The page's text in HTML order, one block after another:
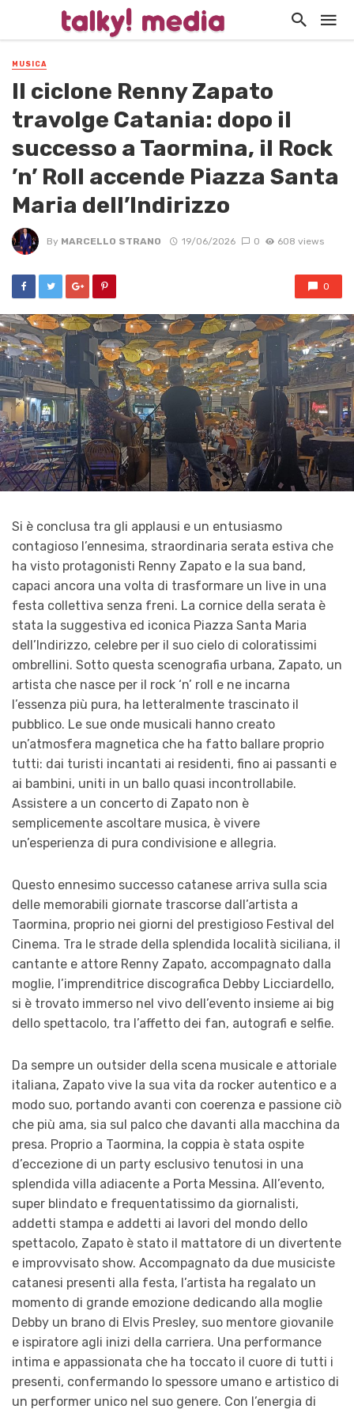
MUSICA
Il ciclone Renny Zapato
travolge Catania: dopo il
successo a Taormina, il Rock
’n’ Roll accende Piazza Santa
Maria dell’Indirizzo
By MARCELLO STRANO 19/06/2026 0 608 views
0
Si è conclusa tra gli applausi e un entusiasmo
contagioso l’ennesima, straordinaria serata estiva che
ha visto protagonisti Renny Zapato e la sua band,
capaci ancora una volta di trasformare un live in una
festa collettiva senza freni. La cornice della serata è
stata la suggestiva ed iconica Piazza Santa Maria
dell’Indirizzo, celebre per il suo cielo di coloratissimi
ombrellini. Sotto questa scenografia urbana, Zapato, un
artista che nasce per il rock ‘n’ roll e ne incarna
l’essenza più pura, ha letteralmente trascinato il
pubblico. Le sue onde musicali hanno creato
un’atmosfera magnetica che ha fatto ballare proprio
tutti: dai turisti incantati ai residenti, fino ai passanti e
ai bambini, uniti in un ballo quasi incontrollabile.
Assistere a un concerto di Zapato non è
semplicemente ascoltare musica, è vivere
un’esperienza di pura condivisione e allegria.
Questo ennesimo successo catanese arriva sulla scia
delle memorabili giornate trascorse dall’artista a
Taormina, proprio nei giorni del prestigioso Festival del
Cinema. Tra le strade della splendida località siciliana, il
cantante e attore Renny Zapato, accompagnato dalla
moglie, l’imprenditrice discografica Debby Licciardello,
si è trovato immerso nel vivo dell’evento insieme ai big
dello spettacolo, tra l’affetto dei fan, autografi e selfie.
Da sempre un outsider della scena musicale e attoriale
italiana, Zapato vive la sua vita da rocker autentico e a
modo suo, portando avanti con coerenza e passione ciò
che più ama, sia sul palco che davanti alla macchina da
presa. Proprio a Taormina, la coppia è stata ospite
d’eccezione di un party esclusivo tenutosi in una
splendida villa adiacente a Porta Messina. All’evento,
super blindato e frequentatissimo da giornalisti,
addetti stampa e addetti ai lavori del mondo dello
spettacolo, Zapato è stato il mattatore di un divertente
e improvvisato show. Accompagnato da due musiciste
catanesi presenti alla festa, l’artista ha regalato un
momento di grande emozione dedicando alla moglie
Debby un brano di Elvis Presley, suo mentore giovanile
e ispiratore agli inizi della carriera. Una performance
intima e appassionata che ha toccato il cuore di tutti i
presenti, confermando lo spessore umano e artistico di
un performer unico nel suo genere. Con l’energia di